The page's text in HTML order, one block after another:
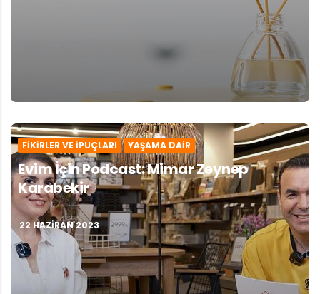
FIKIRLER VE İPUÇLARI YAŞAMA DAIR
Evim İçin Podcast: Mimar Zeynep
Karabekir
22 HAZIRAN 2023